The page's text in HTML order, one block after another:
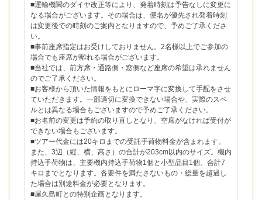
■運輸機関のダイヤ改正等により、発着時刻は予告なしに変更に
なる場合がございます。その場合は、便名が優先され発着時刻
は変更後での時刻のご案内となりますので、予めご了承くださ
い。
■事前座席指定はお受けしておりません。2名様以上でご参加の
場合でも座席が離れる場合がございます。
■当社では、前方席・通路側・窓側など座席の希望は承れません
のでご了承ください。
■お客様から頂いた情報をもとにローマ字に変換して手配をさせ
ていただきます。一部適切に変換できない場合や、実際のスペ
ルとは異なる場合もございますので予めご了承ください。
■お名前の変更は予約の取り直しとなり、空席がなければ受付が
できない場合もございます。
■ツアー代金には20キロまでの受託手荷物料金が含まれます。
また、3辺（縦、横、高さ）の合計が203cm以内のサイズ。機内
持込手荷物は、主要機内持込手荷物1個と小型品目1個、合計7
キロまでとなります。各要件を満たさないもの・総量を超過し
た場合は別途料金が必要となります。
■屋久島町との特別企画となります。